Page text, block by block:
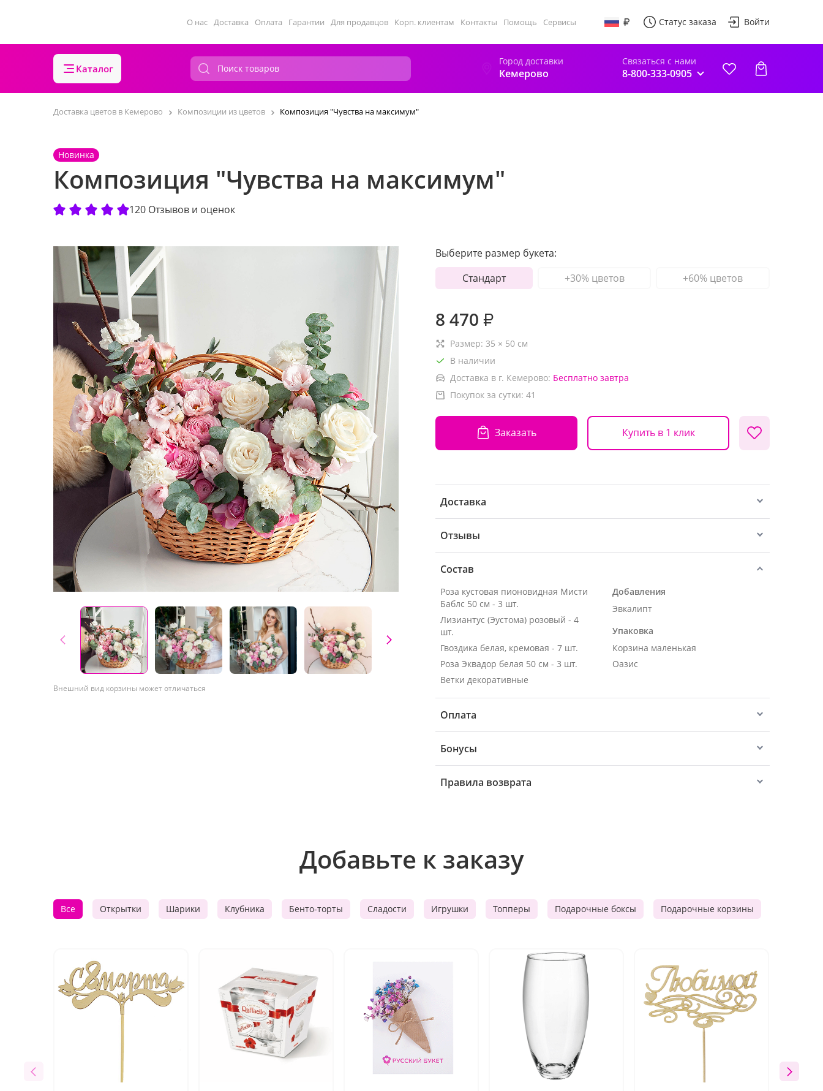
О нас Доставка Оплата Гарантии Для продавцов Корп. клиентам Контакты Помощь Сервисы Статус заказа Войти
Каталог
Город доставки
Кемерово
Связаться с нами
8-800-333-0905
Доставка цветов в Кемерово Композиции из цветов Композиция "Чувства на максимум"
Новинка
Композиция "Чувства на максимум"
120 Отзывов и оценок
Внешний вид корзины может отличаться
Выберите размер букета:
Стандарт
+30% цветов +60% цветов
8 470 ₽
Размер: 35 × 50 см
В наличии
Доставка в г. Кемерово: Бесплатно завтра
Покупок за сутки: 41
Заказать Купить в 1 клик
Доставка
Отзывы
Состав
Роза кустовая пионовидная Мисти
Баблс 50 см - 3 шт.
Лизиантус (Эустома) розовый - 4
шт.
Гвоздика белая, кремовая - 7 шт.
Роза Эквадор белая 50 см - 3 шт.
Ветки декоративные
Добавления
Эвкалипт
Упаковка
Корзина маленькая
Оазис
Оплата
Бонусы
Правила возврата
Добавьте к заказу
Все Открытки Шарики Клубника Бенто-торты Сладости Игрушки Топперы Подарочные боксы Подарочные корзины